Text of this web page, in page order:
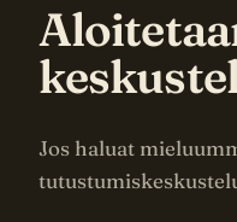
Jos haluat